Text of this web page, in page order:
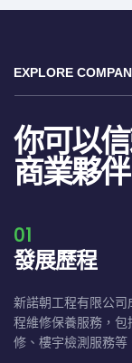
EXPLORE
你可以
商業夥伴
01
發展歷程
新諾朝工程有限公
程維修保養服務，
修、樓宇檢測服務等